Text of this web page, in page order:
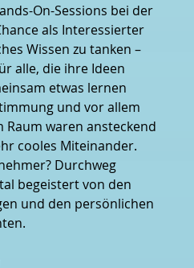
On-Sessions bei der
als Interessierter
Wissen zu tanken –
alle, die ihre Ideen
etwas lernen
und vor allem
Raum waren ansteckend
cooles Miteinander.
Durchweg
begeistert von den
und den persönlichen